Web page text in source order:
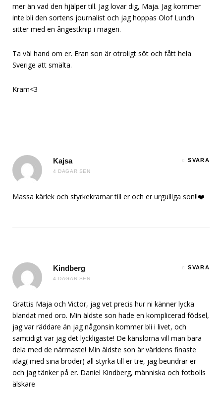
mer än vad den hjälper till. Jag lovar dig, Maja. Jag kommer
inte bli den sortens journalist och jag hoppas Olof Lundh
sitter med en ångestknip i magen.
Ta väl hand om er. Eran son är otroligt söt och fått hela
Sverige att smälta.
Kram<3
Kajsa
4 DAGAR SEN
SVARA
Massa kärlek och styrkekramar till er och er urgulliga son!!❤️
Kindberg
4 DAGAR SEN
SVARA
Grattis Maja och Victor, jag vet precis hur ni känner lycka
blandat med oro. Min äldste son hade en komplicerad födsel,
jag var räddare än jag någonsin kommer bli i livet, och
samtidigt var jag det lyckligaste! De känslorna vill man bara
dela med de närmaste! Min äldste son är världens finaste
idag( med sina bröder) all styrka till er tre, jag beundrar er
och jag tänker på er. Daniel Kindberg, människa och fotbolls
älskare